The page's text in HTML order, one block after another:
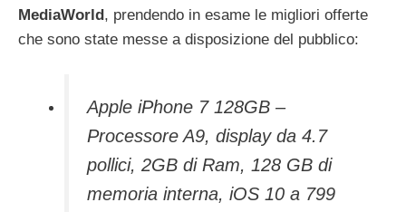
MediaWorld, prendendo in esame le migliori offerte
che sono state messe a disposizione del pubblico:
Apple iPhone 7 128GB –
Processore A9, display da 4.7
pollici, 2GB di Ram, 128 GB di
memoria interna, iOS 10 a 799